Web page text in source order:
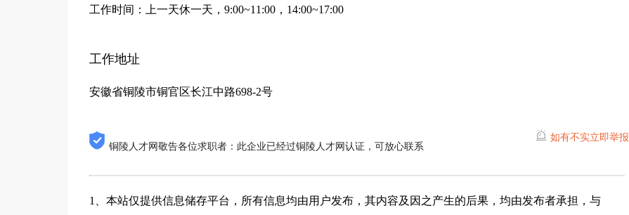
工作时间：上一天休一天，9:00~11:00，14:00~17:00
工作地址
安徽省铜陵市铜官区长江中路698-2号
铜陵人才网敬告各位求职者：此企业已经过铜陵人才网认证，可放心联系
如有不实立即举报
1、本站仅提供信息储存平台，所有信息均由用户发布，其内容及因之产生的后果，均由发布者承担，与